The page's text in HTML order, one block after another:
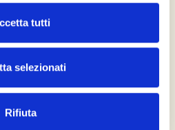
tutti
selezionati
Rifiutachiari, realistici e